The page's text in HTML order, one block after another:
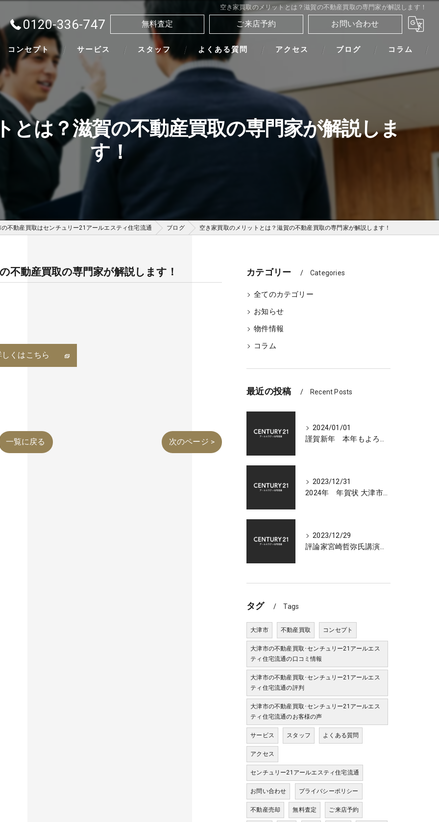
空き家買取のメリットとは？滋賀の不動産買取の専門家が解説します！
0120-336-747 無料査定 ご来店予約 お問い合わせ
コンセプト サービス スタッフ よくある質問 アクセス ブログ コラム
とは？滋賀の不動産買取の専門家が解説しま
す！
の不動産買取はセンチュリー21アールエスティ住宅流通 ブログ 空き家買取のメリットとは？滋賀の不動産買取の専門家が解説します！
不動産買取の専門家が解説します！
しくはこちら
一覧に戻る 次のページ >
カテゴリー Categories
全てのカテゴリー
お知らせ
物件情報
コラム
最近の投稿 Recent Posts
2024/01/01
謹賀新年 本年もよろしくお願いいたします 大津市センチュリー21アールエスティ住宅流通
2023/12/31
2024年 年賀状 大津市での不動産相談受付中
2023/12/29
評論家宮崎哲弥氏講演会 2024年 日本経済の展望について
タグ Tags
大津市 不動産買取 コンセプト
大津市の不動産買取･センチュリー21アールエス
ティ住宅流通の口コミ情報
大津市の不動産買取･センチュリー21アールエス
ティ住宅流通の評判
大津市の不動産買取･センチュリー21アールエス
ティ住宅流通のお客様の声
サービス スタッフ よくある質問
アクセス
センチュリー21アールエスティ住宅流通
お問い合わせ プライバシーポリシー
不動産売却 無料査定 ご来店予約